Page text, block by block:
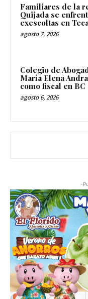
Familiares de la
Quijada se
exescoltas en
agosto 7, 2026
Colegio de
María Elena
como fiscal en BC
agosto 6, 2026
-